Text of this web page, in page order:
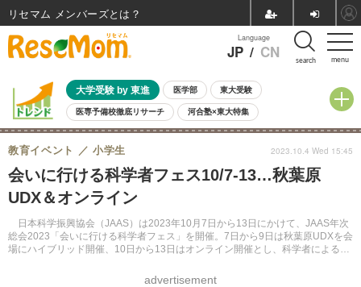
menu
Language
JP / CN search
大学受験 by 東進 医学部 東大受験
医専予備校徹底リサーチ 河合塾×東大特集
親子で考える大学選び 高校受験 中学受験 小学校受験
共通テスト 夏休み
8月開催イベント・WS 全国公立高校 過去問 人気記事
自由研究教材（小学生向け）
会いに行ける科学者フェス10/7-13…秋葉原
UDX＆オンライン
日本科学振興協会（JAAS）は2023年10月7日から13日にかけて、JAAS年次
総会2023「会いに行ける科学者フェス」を開催。7日から9日は秋葉原UDXを会
場にハイブリッド開催、10日から13日はオンライン開催とし、科学者によるス
教育イベント 小学生
advertisement
2023.10.4 Wed 15:45
リセマム メンバーズ